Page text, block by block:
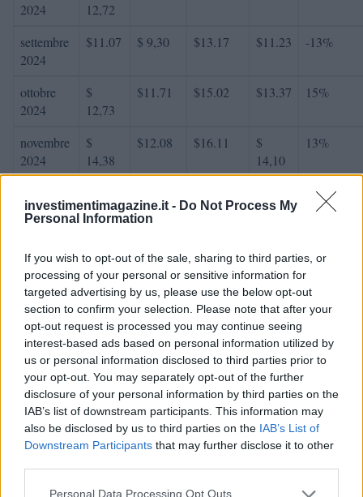
investimentimagazine.it - Do Not Process My
Personal Information
If you wish to opt-out of the sale, sharing to third parties, or
processing of your personal or sensitive information for
targeted advertising by us, please use the below opt-out
section to confirm your selection. Please note that after your
opt-out request is processed you may continue seeing
interest-based ads based on personal information utilized by
us or personal information disclosed to third parties prior to
your opt-out. You may separately opt-out of the further
disclosure of your personal information by third parties on the
IAB’s list of downstream participants. This information may
also be disclosed by us to third parties on the IAB’s List of
Downstream Participants that may further disclose it to other
Please note that this website/app uses one or more Google
Personal Data Processing Opt Outs
2024
12,72
settembre
2024
$11.07 $ 9,30 $13.17 $11.23 -13%
ottobre
2024
$
12,73
$11.71 $15.02 $13.37 15%
novembre
2024
$
14,38
$12.08 $16.11
$
14,10
13%
2024
15%
Previsione del prezzo di Morphose per il 2025
Data Prezzo Minimo Massimo Media
variazione
gennaio
2025
$
18,86
$16.59 $ 21,12
$
18,86
14%
Febbraio
2025
$
19,80
$ 17,62 $22.57
$
20,10
5%
marzo
$
$ 18,94 $ 21,62
$
4%